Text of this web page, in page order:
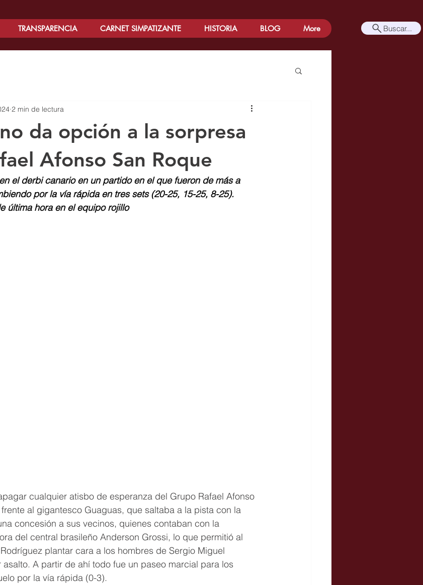
TRANSPARENCIA CARNET SIMPATIZANTE HISTORIA BLOG More Buscar...
da opción a la sorpresa
Afonso San Roque
2 min de lectura
el derbi canario en un partido en el que fueron de más a
por la vía rápida en tres sets (20-25, 15-25, 8-25).
última hora en el equipo rojillo
cualquier atisbo de esperanza del Grupo Rafael Afonso
al gigantesco Guaguas, que saltaba a la pista con la
concesión a sus vecinos, quienes contaban con la
del central brasileño Anderson Grossi, lo que permitió al
plantar cara a los hombres de Sergio Miguel
A partir de ahí todo fue un paseo marcial para los
por la vía rápida (0-3).